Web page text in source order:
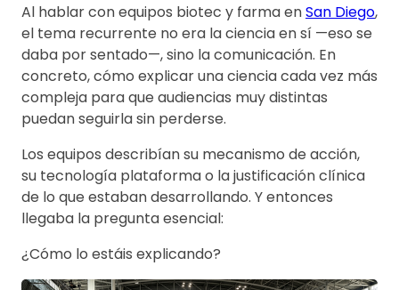
Al hablar con equipos biotec y farma enSan Diego,
el tema recurrente no era la ciencia en sí —eso se
daba por sentado—, sino la comunicación. En
concreto, cómo explicar una ciencia cada vez más
compleja para que audiencias muy distintas
puedan seguirla sin perderse.
Los equipos describían su mecanismo de acción,
su tecnología plataforma o la justificación clínica
de lo que estaban desarrollando. Y entonces
llegaba la pregunta esencial:
¿Cómo lo estáis explicando?